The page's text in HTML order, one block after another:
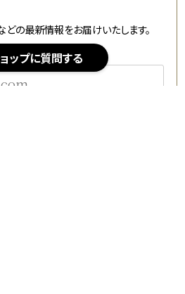
どの最新情報をお届けいたします。
ップに質問する